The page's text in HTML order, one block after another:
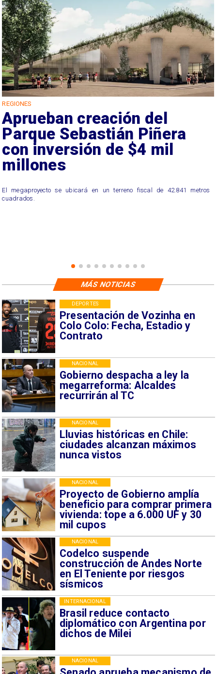
REGIONES
Aprueban creación del
Parque Sebastián Piñera
con inversión de $4 mil
millones
El megaproyecto se ubicará en un terreno fiscal de 42.841 metros
cuadrados.
Presentación de Vozinha en
Colo Colo: Fecha, Estadio y
Contrato
DEPORTES
Gobierno despacha a ley la
megarreforma: Alcaldes
recurrirán al TC
NACIONAL
Lluvias históricas en Chile:
ciudades alcanzan máximos
nunca vistos
NACIONAL
Proyecto de Gobierno amplía
beneficio para comprar primera
vivienda: tope a 6.000 UF y 30
mil cupos
NACIONAL
Codelco suspende
construcción de Andes Norte
en El Teniente por riesgos
sísmicos
NACIONAL
Brasil reduce contacto
diplomático con Argentina por
dichos de Milei
INTERNACIONAL
NACIONAL
MÁS NOTICIAS